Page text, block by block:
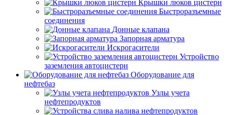
Крышки люков цистерн
Быстроразъемные
соединения
Донные клапана
Запорная арматура
Искрогасители
Устройство
заземления автоцистерн
Оборудование для
нефтебаз
Узлы учета
нефтепродуктов